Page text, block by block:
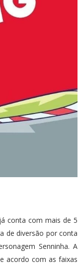
conta com mais de 5
de diversão por conta
Senninha. A
acordo com as faixas